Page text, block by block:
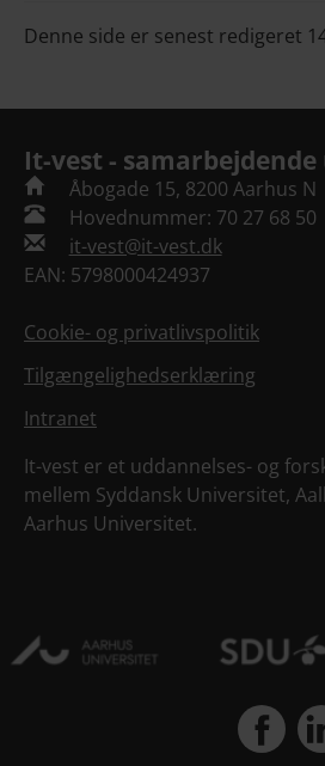
Denne side er senest redigeret
It-vest -
Åbogade 15, 8200 Aarhus N
Hovednummer: 70 27 68 50
it-vest@it-vest.dk
EAN: 5798000424937
Cookie- og privatlivspolitik
Tilgængelighedserklæring
Intranet
It-vest er et uddannelses- og
mellem Syddansk Universitet,
Aarhus Universitet.